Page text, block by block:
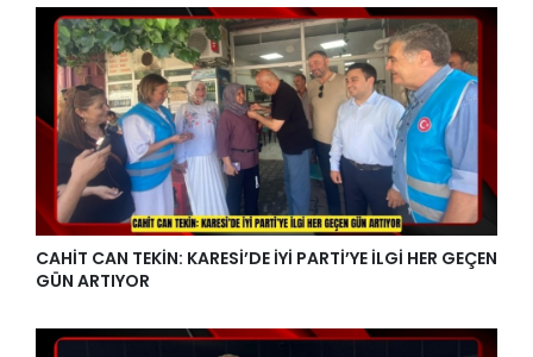
CAHİT CAN TEKİN: KARESİ’DE İYİ PARTİ’YE İLGİ HER GEÇEN
GÜN ARTIYOR